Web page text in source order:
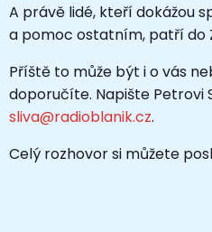
A právě lidé, kteří dokážou
a pomoc ostatním, patří do
Příště to může být i o vás
doporučíte. Napište Petrovi
sliva@radioblanik.cz.
Celý rozhovor si můžete